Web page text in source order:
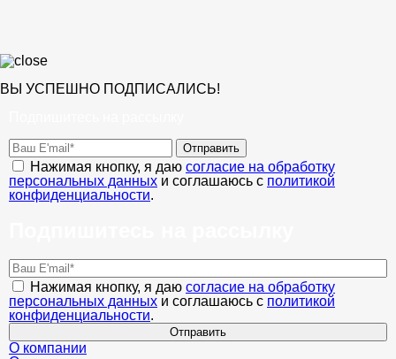
ВЫ УСПЕШНО ПОДПИСАЛИСЬ!
Отправить
Нажимая кнопку, я даю согласие на обработку
персональных данных и соглашаюсь с политикой
конфиденциальности.
Нажимая кнопку, я даю согласие на обработку
персональных данных и соглашаюсь с политикой
конфиденциальности.
Отправить
О компании